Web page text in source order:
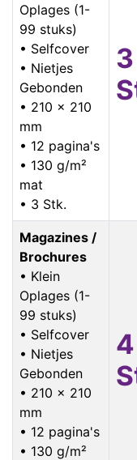
Oplages (1-
99 stuks)
• Selfcover
• Nietjes
Gebonden
• 210 x 210
mm
• 12 pagina's
• 130 g/m²
mat
• 3 Stk.
3
Magazines /
Brochures
• Klein
Oplages (1-
99 stuks)
• Selfcover
• Nietjes
Gebonden
• 210 x 210
mm
• 12 pagina's
• 130 g/m²
4